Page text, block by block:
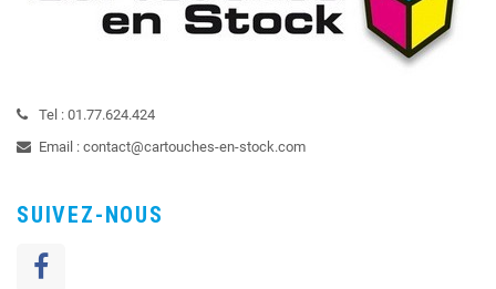
Tel : 01.77.624.424
Email : contact@cartouches-en-stock.com
SUIVEZ-NOUS